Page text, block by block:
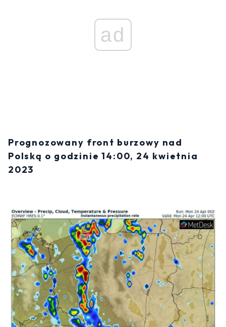
ad
Prognozowany front burzowy nad
Polską o godzinie 14:00, 24 kwietnia
2023